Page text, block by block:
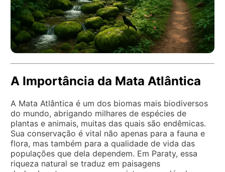
A Importância da Mata Atlântica
A Mata Atlântica é um dos biomas mais biodiversos
do mundo, abrigando milhares de espécies de
plantas e animais, muitas das quais são endêmicas.
Sua conservação é vital não apenas para a fauna e
flora, mas também para a qualidade de vida das
populações que dela dependem. Em Paraty, essa
riqueza natural se traduz em paisagens